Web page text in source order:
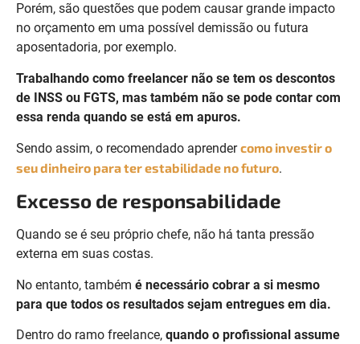
Porém, são questões que podem causar grande impacto
no orçamento em uma possível demissão ou futura
aposentadoria, por exemplo.
Trabalhando como freelancer não se tem os descontos
de INSS ou FGTS, mas também não se pode contar com
essa renda quando se está em apuros.
Sendo assim, o recomendado aprendercomo investir o
seu dinheiro para ter estabilidade no futuro.
Excesso de responsabilidade
Quando se é seu próprio chefe, não há tanta pressão
externa em suas costas.
No entanto, também é necessário cobrar a si mesmo
para que todos os resultados sejam entregues em dia.
Dentro do ramo freelance, quando o profissional assume